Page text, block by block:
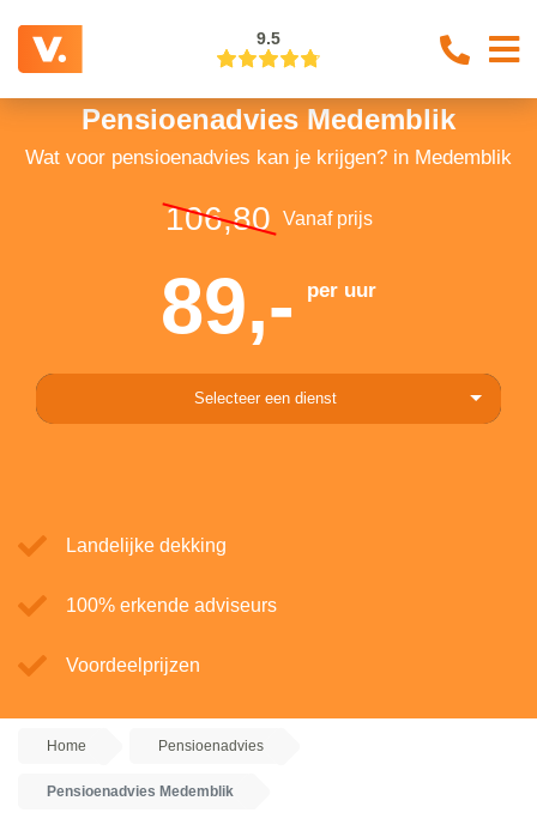
9.5
Pensioenadvies Medemblik
Wat voor pensioenadvies kan je krijgen? in Medemblik
106,80 Vanaf prijs
89,- per uur
Selecteer een dienst
Landelijke dekking
100% erkende adviseurs
Voordeelprijzen
Home Pensioenadvies
Pensioenadvies Medemblik